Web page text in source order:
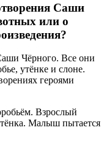
Саши
или о
Чёрного. Все они
утёнке и слоне.
героями
Взрослый
Малыш пытается